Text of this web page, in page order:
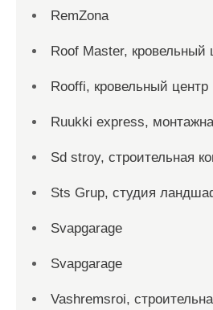
RemZona
Roof Master, кровельный
Rooffi, кровельный центр
Ruukki express,
Sd stroy, строительная
Sts Grup, студия
Svapgarage
Svapgarage
Vashremsroi,